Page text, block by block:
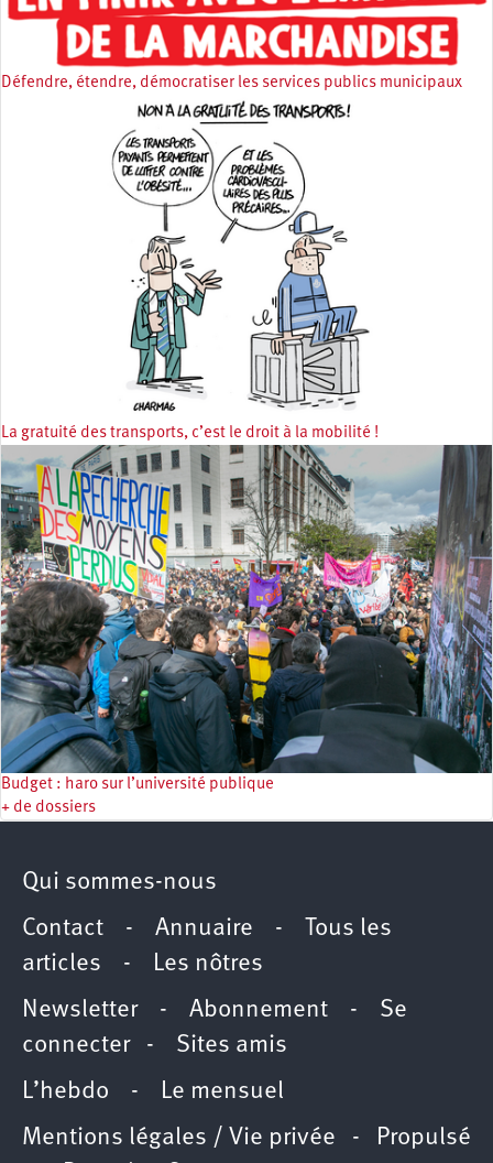
Défendre, étendre, démocratiser les services publics municipaux
La gratuité des transports, c’est le droit à la mobilité !
Budget : haro sur l’université publique
+ de dossiers
Qui sommes-nous
Contact - Annuaire - Tous les
articles -
Les nôtres
Newsletter- Abonnement - Se
connecter- Sites amis
L’hebdo -
Le mensuel
Mentions légales / Vie privée - Propulsé